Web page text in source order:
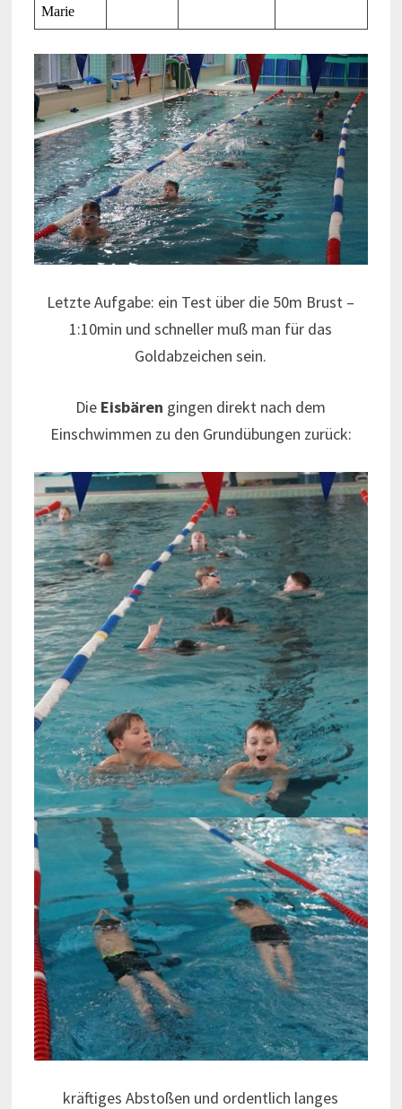
Marie
Letzte Aufgabe: ein Test über die 50m Brust –
1:10min und schneller muß man für das
Goldabzeichen sein.
Die Eisbären gingen direkt nach dem
Einschwimmen zu den Grundübungen zurück:
kräftiges Abstoßen und ordentlich langes